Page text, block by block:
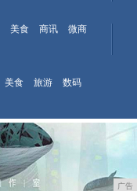
美食 商讯
微商
美食 旅游
数码
广告